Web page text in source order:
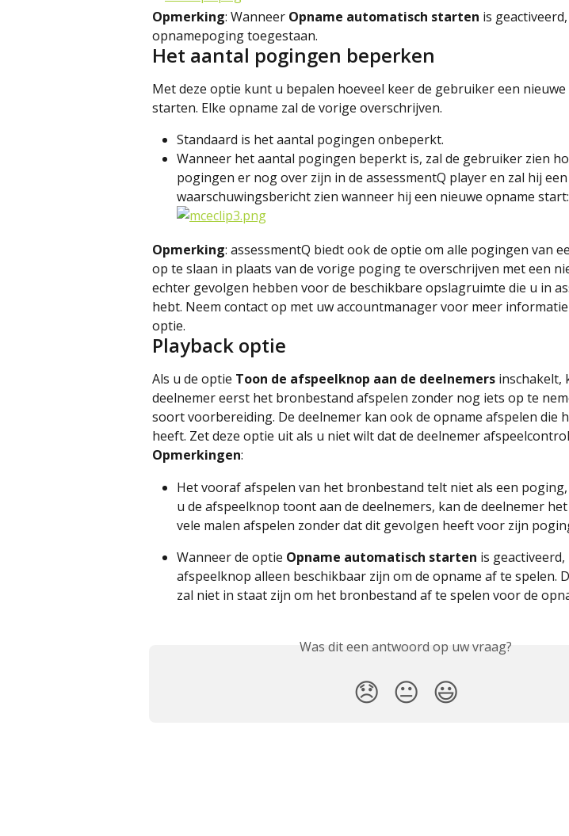
Opmerking: Wanneer Opname automatisch starten is
opnamepoging toegestaan.
Het aantal pogingen beperken
Met deze optie kunt u bepalen hoeveel keer de gebruiker een
starten. Elke opname zal de vorige overschrijven.
Standaard is het aantal pogingen onbeperkt.
Wanneer het aantal pogingen beperkt is, zal de gebruiker zien
pogingen er nog over zijn in de assessmentQ player en zal hij een
waarschuwingsbericht zien wanneer hij een nieuwe opname start:
Opmerking: assessmentQ biedt ook de optie om alle pogingen van
op te slaan in plaats van de vorige poging te overschrijven met een
echter gevolgen hebben voor de beschikbare opslagruimte die u in
hebt. Neem contact op met uw accountmanager voor meer
optie.
Playback optie
Als u de optie Toon de afspeelknop aan de deelnemers inschakelt,
deelnemer eerst het bronbestand afspelen zonder nog iets op te
soort voorbereiding. De deelnemer kan ook de opname afspelen die
heeft. Zet deze optie uit als u niet wilt dat de deelnemer
Opmerkingen:
Het vooraf afspelen van het bronbestand telt niet als een
u de afspeelknop toont aan de deelnemers, kan de deelnemer
vele malen afspelen zonder dat dit gevolgen heeft voor zijn
Wanneer de optie Opname automatisch starten is geactiveerd,
afspeelknop alleen beschikbaar zijn om de opname af te spelen.
zal niet in staat zijn om het bronbestand af te spelen voor de
Was dit een antwoord op uw vraag?
😞 😐 😃